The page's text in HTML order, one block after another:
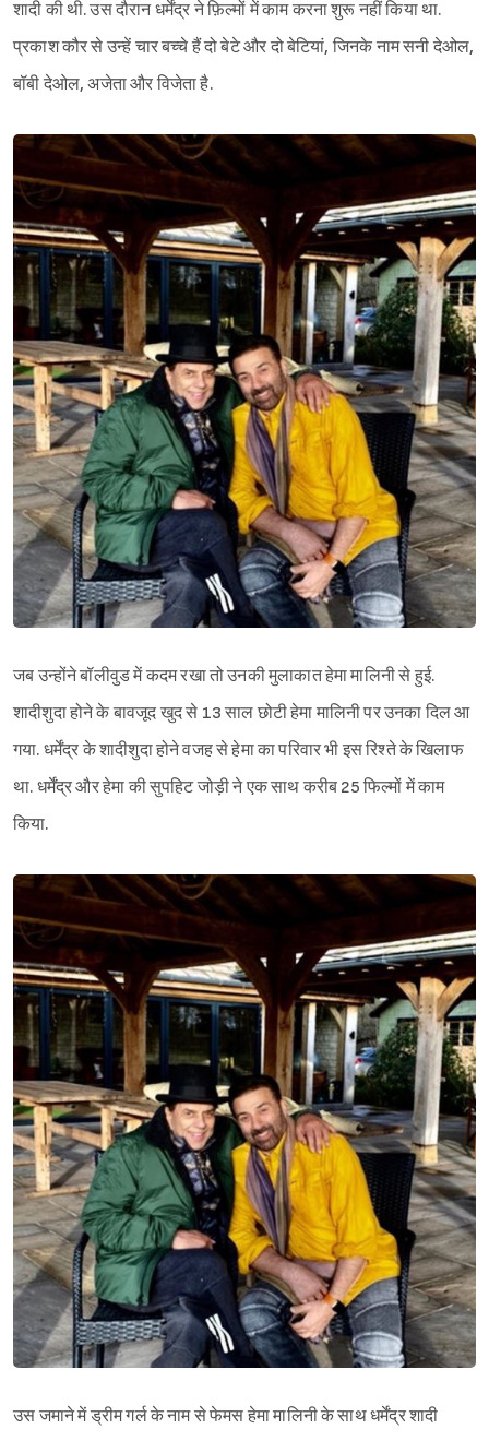
शादी की थी. उस दौरान धर्मेंद्र ने फ़िल्मों में काम करना शुरू नहीं किया था.
प्रकाश कौर से उन्हें चार बच्चे हैं दो बेटे और दो बेटियां, जिनके नाम सनी देओल,
बॉबी देओल, अजेता और विजेता है.
जब उन्होंने बॉलीवुड में कदम रखा तो उनकी मुलाकात हेमा मालिनी से हुई.
शादीशुदा होने के बावजूद खुद से 13 साल छोटी हेमा मालिनी पर उनका दिल आ
गया. धर्मेंद्र के शादीशुदा होने वजह से हेमा का परिवार भी इस रिश्ते के खिलाफ
था. धर्मेंद्र और हेमा की सुपहिट जोड़ी ने एक साथ करीब 25 फिल्मों में काम
किया.
उस जमाने में ड्रीम गर्ल के नाम से फेमस हेमा मालिनी के साथ धर्मेंद्र शादी